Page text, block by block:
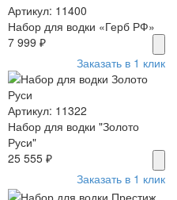
Артикул: 11400
Набор для водки «Герб РФ»
7 999 ₽
Заказать в 1 клик
Артикул: 11322
Набор для водки "Золото
Руси"
25 555 ₽
Заказать в 1 клик